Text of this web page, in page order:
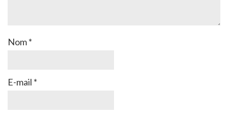
Nom*
E-mail *